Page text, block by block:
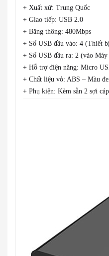
+ Xuất xứ: Trung Quốc
+ Giao tiếp: USB 2.0
+ Băng thông: 480Mbps
+ Số USB đầu vào: 4 (Thiết
+ Số USB đầu ra: 2 (vào
+ Hỗ trợ điện năng: Micro
+ Chất liệu vỏ: ABS – Màu
+ Phụ kiện: Kèm sẵn 2 sợi